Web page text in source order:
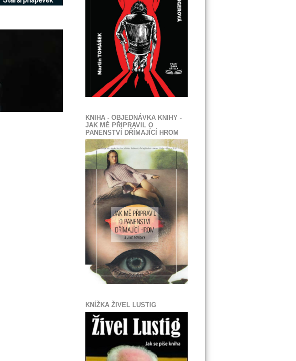
KNIHA - OBJEDNÁVKA KNIHY -
JAK MĚ PŘIPRAVIL O
PANENSTVÍ DŘÍMAJÍCÍ HROM
KNÍŽKA ŽIVEL LUSTIG